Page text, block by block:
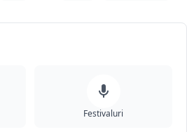
Festivaluri